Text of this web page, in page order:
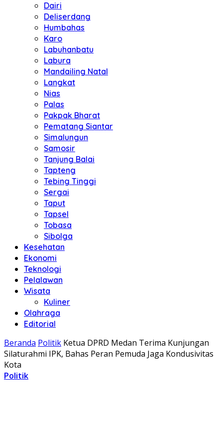
Dairi
Deliserdang
Humbahas
Karo
Labuhanbatu
Labura
Mandailing Natal
Langkat
Nias
Palas
Pakpak Bharat
Pematang Siantar
Simalungun
Samosir
Tanjung Balai
Tapteng
Tebing Tinggi
Sergai
Taput
Tapsel
Tobasa
Sibolga
Kesehatan
Ekonomi
Teknologi
Pelalawan
Wisata
Kuliner
Olahraga
Editorial
Beranda Politik Ketua DPRD Medan Terima Kunjungan
Silaturahmi IPK, Bahas Peran Pemuda Jaga Kondusivitas
Kota
Politik